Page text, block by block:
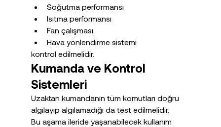
Soğutma performansı
Isıtma performansı
Fan çalışması
Hava yönlendirme sistemi
kontrol edilmelidir.
Kumanda ve Kontrol
Sistemleri
Uzaktan kumandanın tüm komutları doğru
algılayıp algılamadığı da test edilmelidir.
Bu aşama ileride yaşanabilecek kullanım